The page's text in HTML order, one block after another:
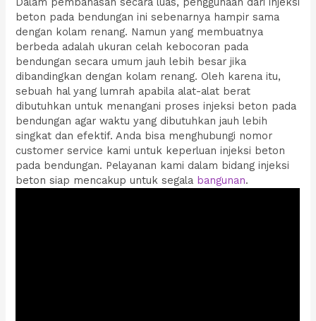
beton pada bendungan ini sebenarnya hampir sama
dengan kolam renang. Namun yang membuatnya
berbeda adalah ukuran celah kebocoran pada
bendungan secara umum jauh lebih besar jika
dibandingkan dengan kolam renang. Oleh karena itu,
sebuah hal yang lumrah apabila alat-alat berat
dibutuhkan untuk menangani proses injeksi beton pada
bendungan agar waktu yang dibutuhkan jauh lebih
singkat dan efektif. Anda bisa menghubungi nomor
customer service kami untuk keperluan injeksi beton
pada bendungan. Pelayanan kami dalam bidang injeksi
beton siap mencakup untuk segala bangunan.